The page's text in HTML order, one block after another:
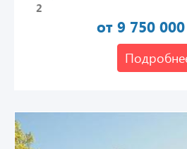
2
от 9 750